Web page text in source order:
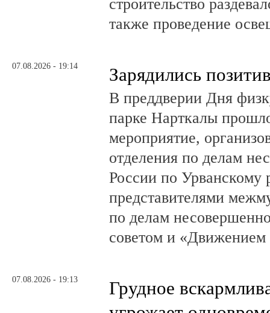
строительство
также проведение
07.08.2026 - 19:14 Зарядились
В преддверии Дня
парке Нарткалы
мероприятие,
отделения по делам
России по Урванскому
представителями
по делам
советом и
07.08.2026 - 19:13
Грудное